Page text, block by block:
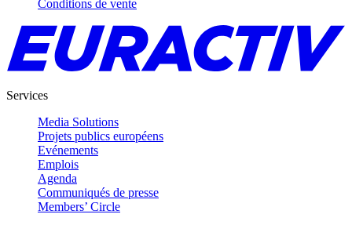
Conditions de vente
Services
Media Solutions
Projets publics européens
Evénements
Emplois
Agenda
Communiqués de presse
Members’ Circle